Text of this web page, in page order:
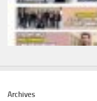
Archives